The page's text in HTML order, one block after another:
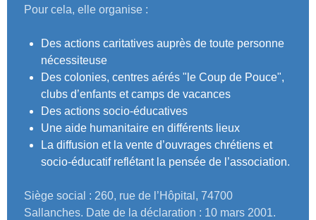
Pour cela, elle organise :
Des actions caritatives auprès de toute personne
nécessiteuse
Des colonies, centres aérés "le Coup de Pouce",
clubs d’enfants et camps de vacances
Des actions socio-éducatives
Une aide humanitaire en différents lieux
La diffusion et la vente d’ouvrages chrétiens et
socio-éducatif reflétant la pensée de l’association.
Siège social : 260, rue de l’Hôpital, 74700
Sallanches. Date de la déclaration : 10 mars 2001.